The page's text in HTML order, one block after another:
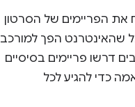
את הפריימים של הסרטון
שהאינטרנט הפך למורכב
דרשו פריימים בסיסיים
כדי להגיע לכל